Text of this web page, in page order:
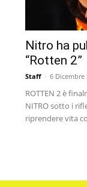
Nitro ha
“Rotten 2”
Staff - 6 Dicembre
ROTTEN 2 è
NITRO sotto i
riprendere vita